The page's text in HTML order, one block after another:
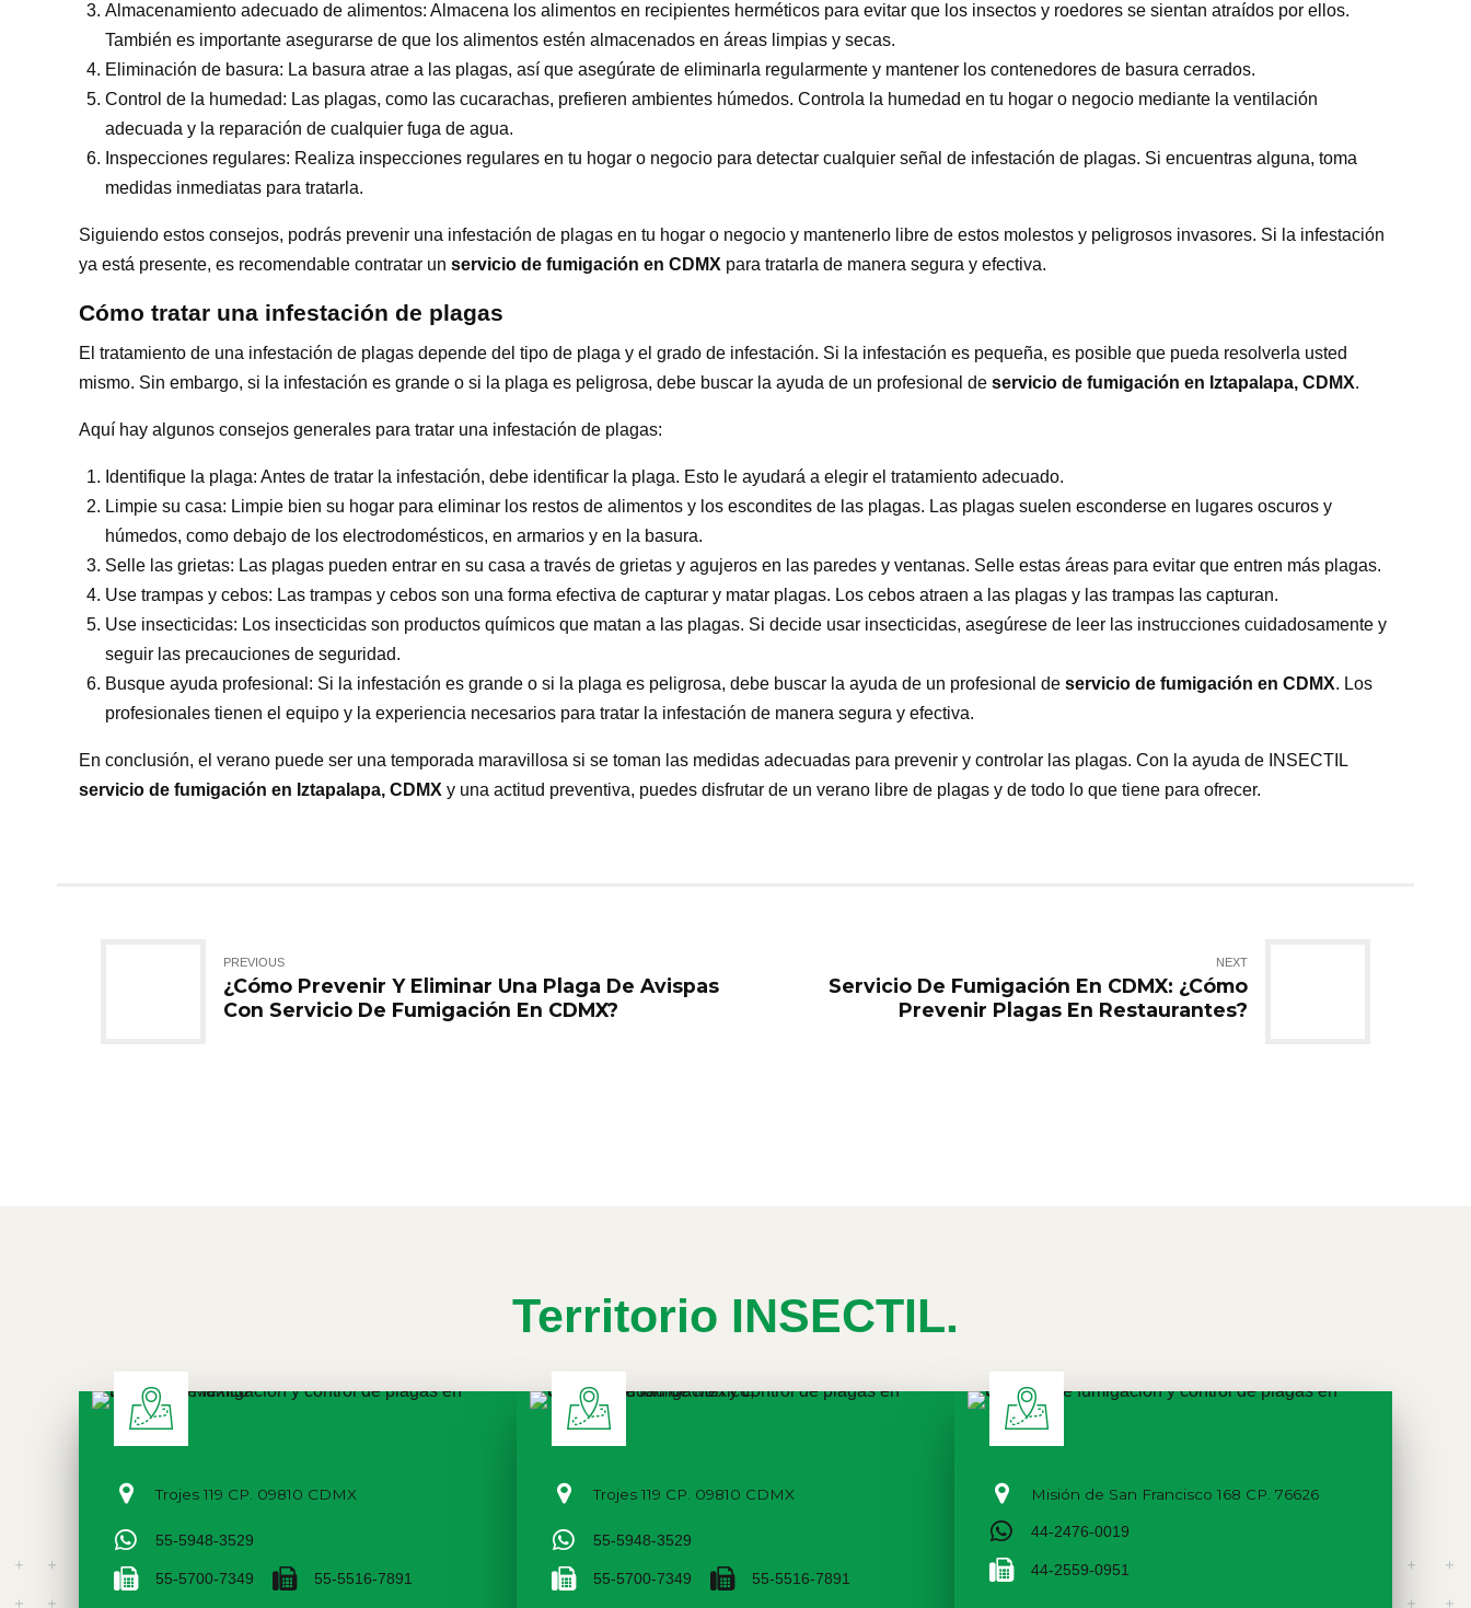
Almacenamiento adecuado de alimentos: Almacena los alimentos en recipientes herméticos para evitar que los insectos y roedores se sientan atraídos por ellos.
También es importante asegurarse de que los alimentos estén almacenados en áreas limpias y secas.
Eliminación de basura: La basura atrae a las plagas, así que asegúrate de eliminarla regularmente y mantener los contenedores de basura cerrados.
Control de la humedad: Las plagas, como las cucarachas, prefieren ambientes húmedos. Controla la humedad en tu hogar o negocio mediante la ventilación
adecuada y la reparación de cualquier fuga de agua.
Inspecciones regulares: Realiza inspecciones regulares en tu hogar o negocio para detectar cualquier señal de infestación de plagas. Si encuentras alguna, toma
medidas inmediatas para tratarla.
Siguiendo estos consejos, podrás prevenir una infestación de plagas en tu hogar o negocio y mantenerlo libre de estos molestos y peligrosos invasores. Si la infestación
ya está presente, es recomendable contratar un servicio de fumigación en CDMX para tratarla de manera segura y efectiva.
Cómo tratar una infestación de plagas
El tratamiento de una infestación de plagas depende del tipo de plaga y el grado de infestación. Si la infestación es pequeña, es posible que pueda resolverla usted
mismo. Sin embargo, si la infestación es grande o si la plaga es peligrosa, debe buscar la ayuda de un profesional de servicio de fumigación en Iztapalapa, CDMX.
Aquí hay algunos consejos generales para tratar una infestación de plagas:
Identifique la plaga: Antes de tratar la infestación, debe identificar la plaga. Esto le ayudará a elegir el tratamiento adecuado.
Limpie su casa: Limpie bien su hogar para eliminar los restos de alimentos y los escondites de las plagas. Las plagas suelen esconderse en lugares oscuros y
húmedos, como debajo de los electrodomésticos, en armarios y en la basura.
Selle las grietas: Las plagas pueden entrar en su casa a través de grietas y agujeros en las paredes y ventanas. Selle estas áreas para evitar que entren más plagas.
Use trampas y cebos: Las trampas y cebos son una forma efectiva de capturar y matar plagas. Los cebos atraen a las plagas y las trampas las capturan.
Use insecticidas: Los insecticidas son productos químicos que matan a las plagas. Si decide usar insecticidas, asegúrese de leer las instrucciones cuidadosamente y
seguir las precauciones de seguridad.
Busque ayuda profesional: Si la infestación es grande o si la plaga es peligrosa, debe buscar la ayuda de un profesional de servicio de fumigación en CDMX. Los
profesionales tienen el equipo y la experiencia necesarios para tratar la infestación de manera segura y efectiva.
En conclusión, el verano puede ser una temporada maravillosa si se toman las medidas adecuadas para prevenir y controlar las plagas. Con la ayuda de INSECTIL
servicio de fumigación en Iztapalapa, CDMX y una actitud preventiva, puedes disfrutar de un verano libre de plagas y de todo lo que tiene para ofrecer.
PREVIOUS
¿Cómo Prevenir Y Eliminar Una Plaga De Avispas
Con Servicio De Fumigación En CDMX?
NEXT
Servicio De Fumigación En CDMX: ¿Cómo
Prevenir Plagas En Restaurantes?
Territorio INSECTIL.
Trojes 119 CP. 09810 CDMX
55-5948-3529
55-5700-7349 55-5516-7891
Trojes 119 CP. 09810 CDMX
55-5948-3529
55-5700-7349 55-5516-7891
Misión de San Francisco 168 CP. 76626
44-2476-0019
44-2559-0951